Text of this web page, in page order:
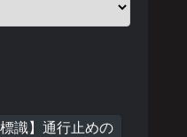
標識】通行止めの